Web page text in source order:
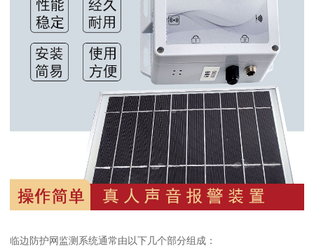
临边防护网监测系统通常由以下几个部分组成：